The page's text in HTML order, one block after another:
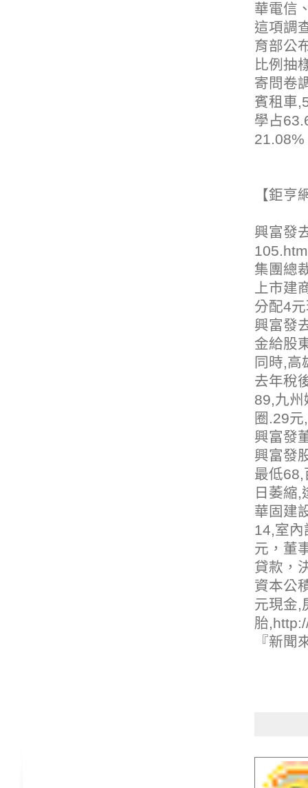
華電信
這項調
育部公
比例抽
寄問卷
賓租車
學占
21.08%
【鉅亨
興富發
集團總
上市建
分配4
興富發
金給股
同時,高
去年稅
89,九州
圈 .29元,
興富發
興富發
最低68,
日萎縮,
華固建
14,室內
元，董
貸款 ，
資本公
元現金,
胎,
『新聞